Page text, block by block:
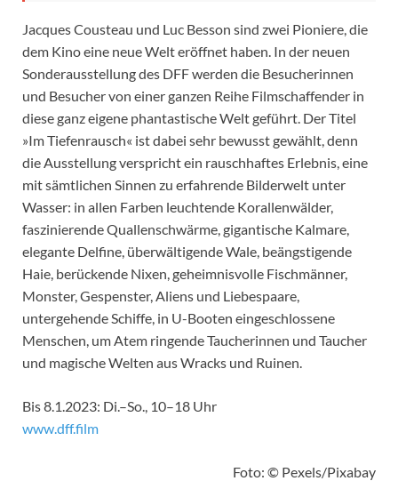
Jacques Cousteau und Luc Besson sind zwei Pioniere, die
dem Kino eine neue Welt eröffnet haben. In der neuen
Sonderausstellung des DFF werden die Besucherinnen
und Besucher von einer ganzen Reihe Filmschaffender in
diese ganz eigene phantastische Welt geführt. Der Titel
»Im Tiefenrausch« ist dabei sehr bewusst gewählt, denn
die Ausstellung verspricht ein rauschhaftes Erlebnis, eine
mit sämtlichen Sinnen zu erfahrende Bilderwelt unter
Wasser: in allen Farben leuchtende Korallenwälder,
faszinierende Quallenschwärme, gigantische Kalmare,
elegante Delfine, überwältigende Wale, beängstigende
Haie, berückende Nixen, geheimnisvolle Fischmänner,
Monster, Gespenster, Aliens und Liebespaare,
untergehende Schiffe, in U-Booten eingeschlossene
Menschen, um Atem ringende Taucherinnen und Taucher
und magische Welten aus Wracks und Ruinen.
Bis 8.1.2023: Di.–So., 10–18 Uhr
www.dff.film
Foto: © Pexels/Pixabay